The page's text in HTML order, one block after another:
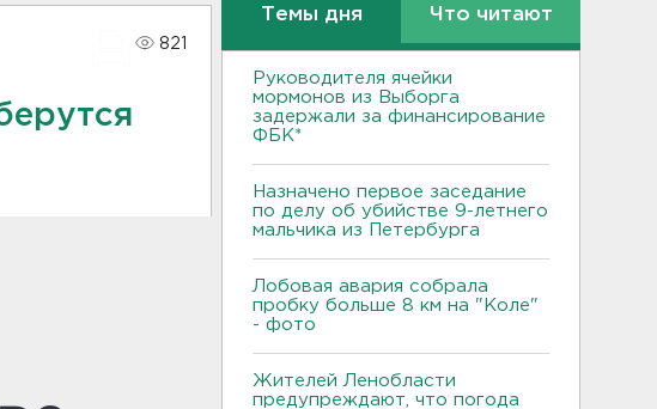
821
Темы дня Что читают
Руководителя ячейки
мормонов из Выборга
задержали за финансирование
ФБК*
Назначено первое заседание
по делу об убийстве 9-летнего
мальчика из Петербурга
Лобовая авария собрала
пробку больше 8 км на "Коле"
- фото
Жителей Ленобласти
предупреждают, что погода